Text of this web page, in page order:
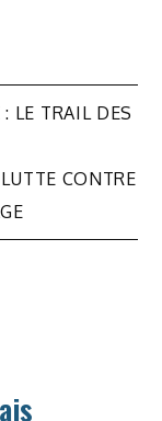
LE TRAIL DES
CONTRE